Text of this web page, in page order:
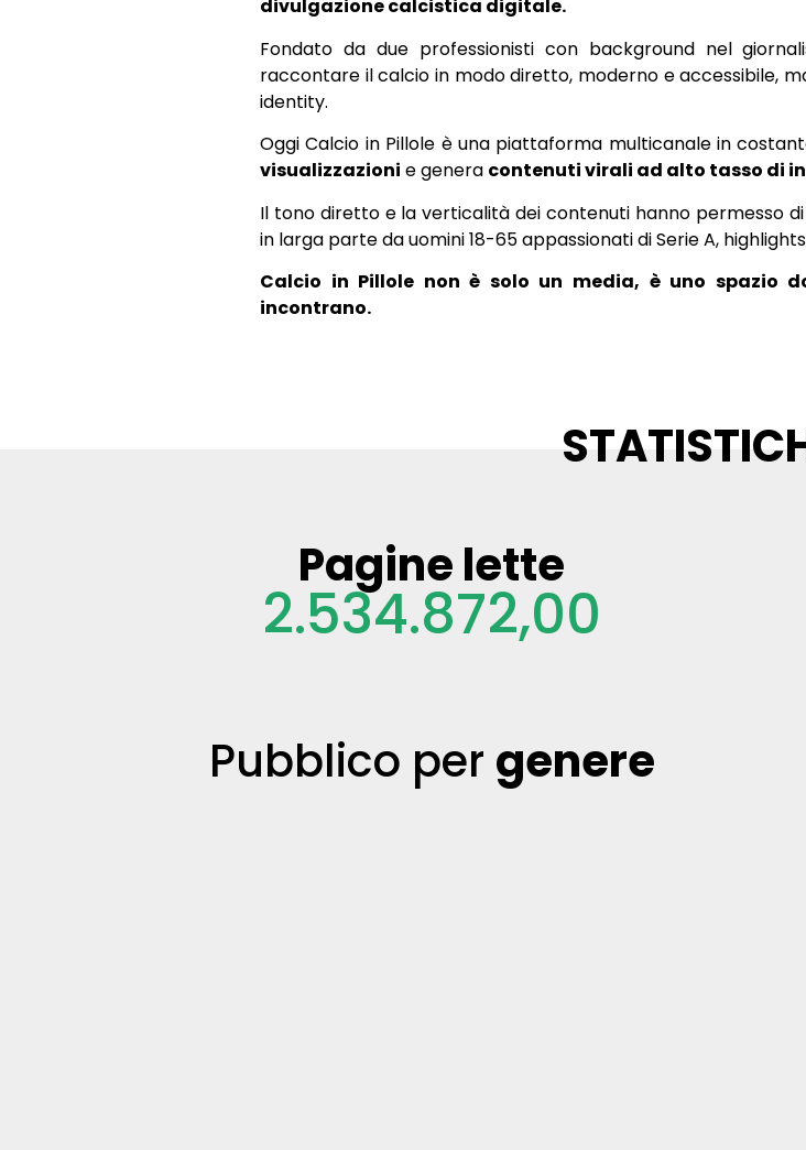
divulgazione calcistica digitale.
Fondato da due professionisti con background nel
raccontare il calcio in modo diretto, moderno e accessibile,
identity.
Oggi Calcio in Pillole è una piattaforma multicanale in
visualizzazioni e genera contenuti virali ad alto tasso di
Il tono diretto e la verticalità dei contenuti hanno permesso
in larga parte da uomini 18-65 appassionati di Serie A,
Calcio in Pillole non è solo un media, è uno spazio
incontrano.
Pagine lette
2.534.872,00
Pubblico per genere